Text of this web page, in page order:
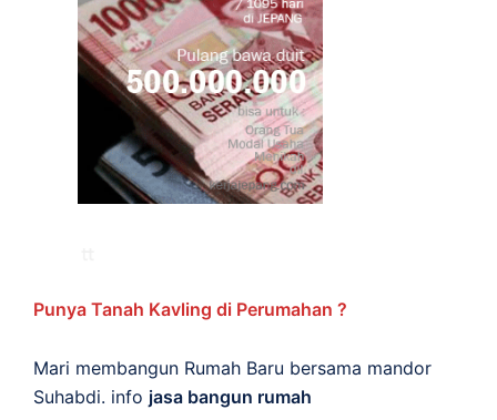
Punya Tanah Kavling di Perumahan ?
Mari membangun Rumah Baru bersama mandor
Suhabdi. info jasa bangun rumah